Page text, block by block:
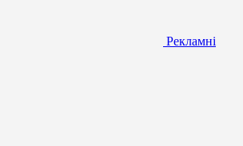
Рекламні